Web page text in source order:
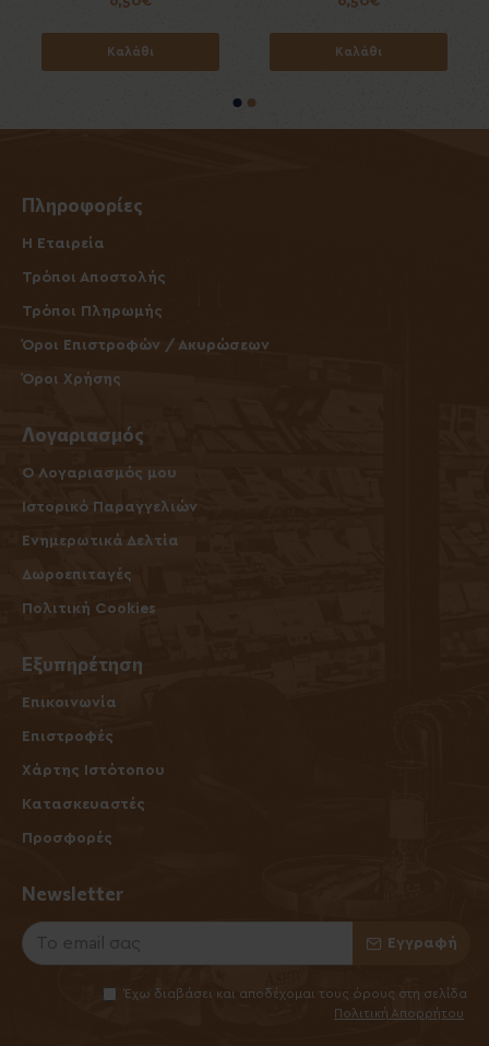
Καλάθι Καλάθι
Πληροφορίες
Η Εταιρεία
Τρόποι Αποστολής
Τρόποι Πληρωμής
Όροι Επιστροφών / Ακυρώσεων
Όροι Χρήσης
Λογαριασμός
O Λογαριασμός μου
Ιστορικό Παραγγελιών
Ενημερωτικά Δελτία
Δωροεπιταγές
Πολιτική Cookies
Εξυπηρέτηση
Επικοινωνία
Επιστροφές
Χάρτης Ιστότοπου
Κατασκευαστές
Προσφορές
Newsletter
Εγγραφή
Έχω διαβάσει και αποδέχομαι τους όρους στη σελίδα
Πολιτική Απορρήτου